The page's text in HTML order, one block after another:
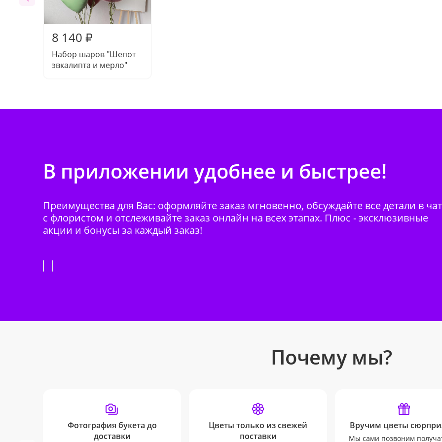
8 140 ₽
Набор шаров "Шепот
эвкалипта и мерло"
В приложении удобнее и быстрее!
Преимущества для Вас: оформляйте заказ мгновенно, обсуждайте все детали в
с флористом и отслеживайте заказ онлайн на всех этапах. Плюс - эксклюзивные
акции и бонусы за каждый заказ!
Почему мы?
Фотография букета до
доставки
Цветы только из свежей
поставки
Вручим цветы
Мы сами позвоним